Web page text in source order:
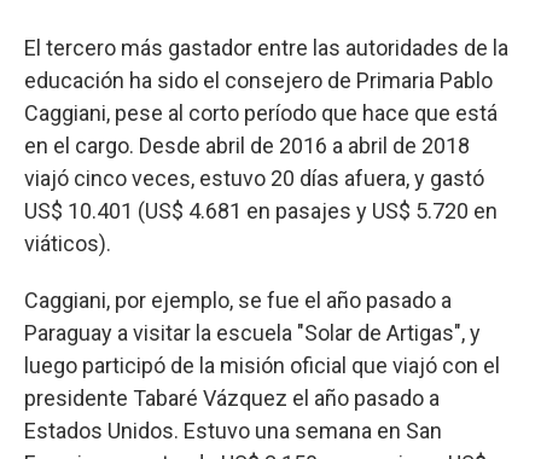
El tercero más gastador entre las autoridades de la
educación ha sido el consejero de Primaria Pablo
Caggiani, pese al corto período que hace que está
en el cargo. Desde abril de 2016 a abril de 2018
viajó cinco veces, estuvo 20 días afuera, y gastó
US$ 10.401 (US$ 4.681 en pasajes y US$ 5.720 en
viáticos).
Caggiani, por ejemplo, se fue el año pasado a
Paraguay a visitar la escuela "Solar de Artigas", y
luego participó de la misión oficial que viajó con el
presidente Tabaré Vázquez el año pasado a
Estados Unidos. Estuvo una semana en San